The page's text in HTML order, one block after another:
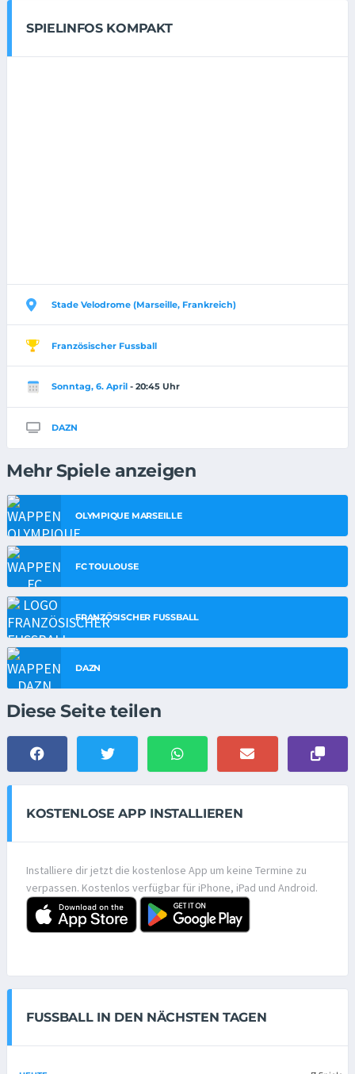
SPIELINFOS KOMPAKT
Stade Velodrome (Marseille, Frankreich)
Französischer Fussball
Sonntag, 6. April - 20:45 Uhr
DAZN
Mehr Spiele anzeigen
OLYMPIQUE MARSEILLE
FC TOULOUSE
FRANZÖSISCHER FUSSBALL
DAZN
Diese Seite teilen
KOSTENLOSE APP INSTALLIEREN
Installiere dir jetzt die kostenlose App um keine Termine zu
verpassen. Kostenlos verfügbar für iPhone, iPad und Android.
FUSSBALL IN DEN NÄCHSTEN TAGEN